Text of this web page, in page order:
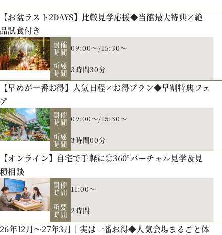
23
24
26
27
10 1
4
8
9
11
12
15
16
【お盆ラスト2DAYS】比較見学応援◆当館最大特典×絶
品試食付き
開催
時間 09:00～/15:30～
所要
時間 3時間30分
【早めが一番お得】人気日程×お得プラン◆早割特典フェ
ア
開催
時間 09:00～/15:30～
所要
時間 3時間00分
【オンライン】自宅で手軽に◎360°バーチャル見学＆見
積相談
開催
時間 11:00～
所要
時間 2時間
26年12月～27年3月｜実は一番お得◆人気会場まるごと体